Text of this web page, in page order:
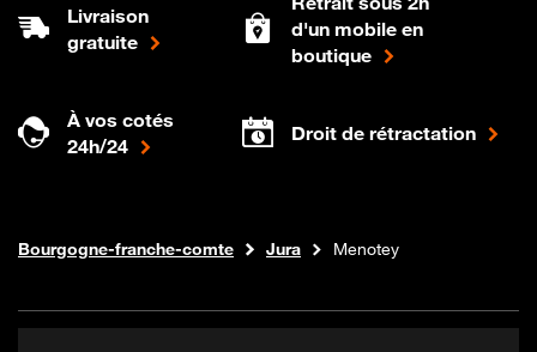
Livraison
gratuite
d'un mobile en
boutique
À vos cotés
24h/24
Droit de rétractation
Boutique Orange
Internet fibre
Bourgogne-franche-comte Jura Menotey